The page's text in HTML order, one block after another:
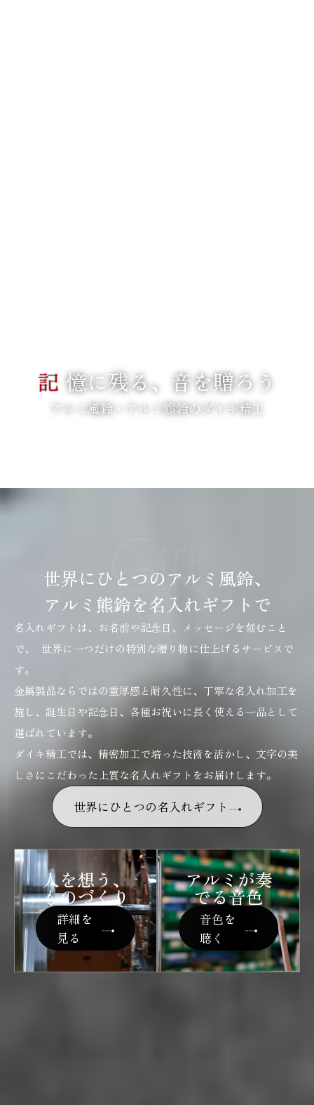
記 憶に残る、音を贈ろう
アルミ風鈴・アルミ熊鈴のダイキ精工
Gift
世界にひとつのアルミ風鈴、
アルミ熊鈴を名入れギフトで
名入れギフトは、お名前や記念日、メッセージを刻むこと
で、 世界に一つだけの特別な贈り物に仕上げるサービスで
す。
金属製品ならではの重厚感と耐久性に、丁寧な名入れ加工を
施し、誕生日や記念日、各種お祝いに長く使える一品として
選ばれています。
ダイキ精工では、精密加工で培った技術を活かし、文字の美
しさにこだわった上質な名入れギフトをお届けします。
世界にひとつの名入れギフト
人を想う、
ものづくり
詳細を
見る
アルミが奏
でる音色
音色を
聴く